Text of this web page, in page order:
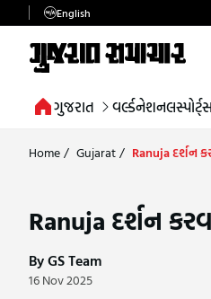
English
ગુજરાત વર્લ્ડનેશનલસ્પોર્ટ્સ
Home/ Gujarat/ Ranuja દર્શન
Ranuja દર્શન
By GS Team
16 Nov 2025